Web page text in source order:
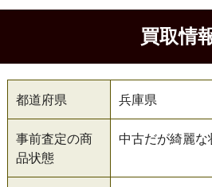
買取情
都道府県 兵庫県
事前査定の商
品状態
中古だが綺麗な